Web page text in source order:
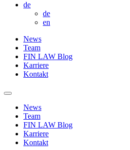
de
de
en
News
Team
FIN LAW Blog
Karriere
Kontakt
News
Team
FIN LAW Blog
Karriere
Kontakt